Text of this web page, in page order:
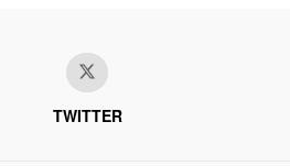
TWITTER